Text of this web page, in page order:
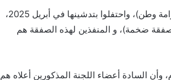
:: أسامة يتحدث عن مبادرة القائد العام، وكان شعارها ( نفير القائد، كرامة وطن)، واحتفلوا بتدشينها في أبريل 2025،
ضخمة)، و المنفذين لهذه الصفقة هم
السادة أعضاء اللجنة المذكورين أعلاه هم